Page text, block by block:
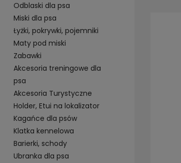
Odblaski dla psa
Miski dla psa
Łyżki, pokrywki, pojemniki
Maty pod miski
Zabawki
Akcesoria treningowe dla
psa
Akcesoria Turystyczne
Holder, Etui na lokalizator
Kagańce dla psów
Klatka kennelowa
Barierki, schody
Ubranka dla psa